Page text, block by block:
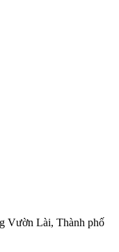
Vườn Lài, Thành phố